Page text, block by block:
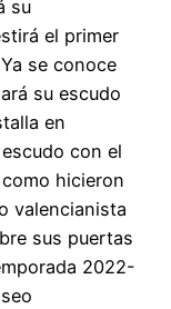
su
el primer
se conoce
su escudo
en
con el
hicieron
valencianista
sus puertas
2022-